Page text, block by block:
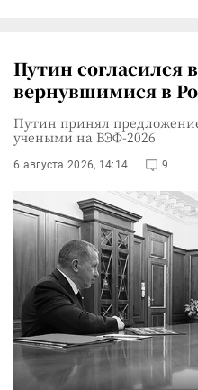
Путин согласился
вернувшимися в
Путин принял
учеными на ВЭФ-2026
6 августа 2026, 14:14 9